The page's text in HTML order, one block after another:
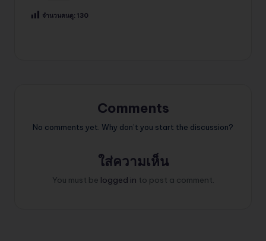
จำนวนคนดู: 130
Comments
No comments yet. Why don’t you start the discussion?
ใส่ความเห็น
You must be logged in to post a comment.